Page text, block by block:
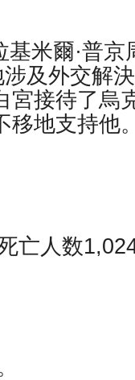
米爾·普京
及外交解
宮接待了烏
地支持他。
亡人数1,024